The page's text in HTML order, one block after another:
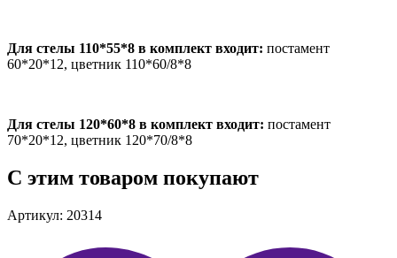
Для стелы 110*55*8 в комплект входит: постамент
60*20*12, цветник 110*60/8*8
Для стелы 120*60*8 в комплект входит: постамент
70*20*12, цветник 120*70/8*8
С этим товаром покупают
Артикул: 20314